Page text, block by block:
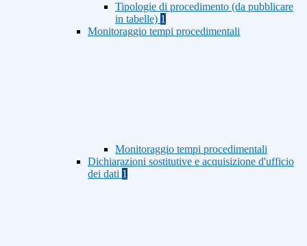
Tipologie di procedimento (da pubblicare
in tabelle) 1
Monitoraggio tempi procedimentali
Monitoraggio tempi procedimentali
Dichiarazioni sostitutive e acquisizione d'ufficio
dei dati 1